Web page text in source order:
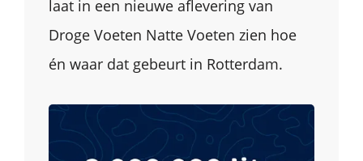
laat in een nieuwe aflevering van
Droge Voeten Natte Voeten zien hoe
én waar dat gebeurt in Rotterdam.